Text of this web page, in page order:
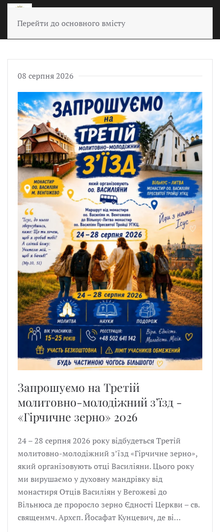
Перейти до основного вмісту
08 серпня 2026
Запрошуємо на Третій
молитовно-молодіжний з’їзд -
«Гірчичне зерно» 2026
24 – 28 серпня 2026 року відбудеться Третій
молитовно-молодіжний з’їзд «Гірчичне зерно»,
який організовують отці Василіяни. Цього року
ми вирушаємо у духовну мандрівку від
монастиря Отців Василіян у Вегожеві до
Вільнюса де проросло зерно Єдності Церкви – св.
священмч. Архєп. Йосафат Кунцевич, де ві…